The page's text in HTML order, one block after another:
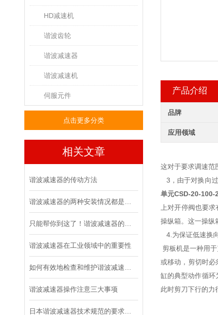
HD减速机
谐波齿轮
谐波减速器
谐波减速机
伺服元件
点击更多分类
相关文章
谐波减速器的传动方法
谐波减速器在工业领域中的重要性
谐波减速器操作注意三大事项
产品介绍
品牌
应用领域
这对于要求调速范
3，由于对换向
单元CSD-20-100-
上对开停阀也要
操纵箱。这一操纵
4.为保证低速换
剪板机是一种用
或移动，剪切时
缸的典型动作循环
此时剪刀下行的力